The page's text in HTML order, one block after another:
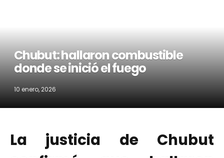
Chubut: hallaron combustible
donde se inició el fuego
10 enero, 2026
La justicia de Chubut